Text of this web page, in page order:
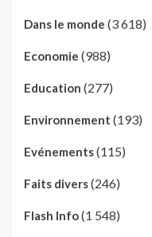
Dans le monde (3 618)
Economie (988)
Education (277)
Environnement (193)
Evénements(115)
Faits divers(246)
Flash Info(1 548)